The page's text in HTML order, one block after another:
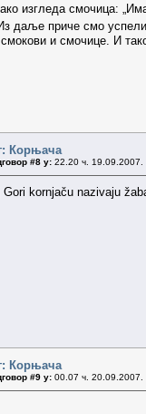
изгледа смочица:
даље приче смо успели
смокови и смочице. И
Корњача
#8 у: 22.20 ч. 19.09.2007.
Gori kornjaču nazivaju
Корњача
#9 у: 00.07 ч. 20.09.2007.